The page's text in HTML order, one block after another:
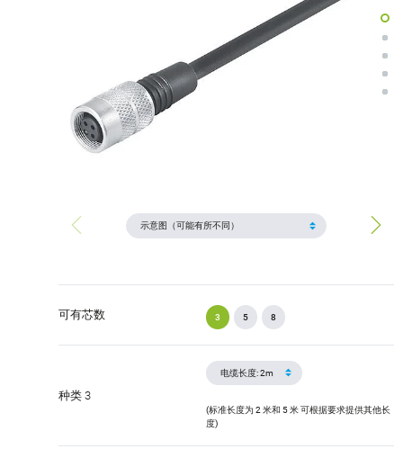
可有芯数 3 5 8
种类 3
(标准长度为 2 米和 5 米 可根据要求提供其他长
度)